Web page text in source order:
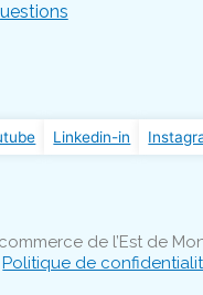
Linkedin-in
de l’Est de
Politique de